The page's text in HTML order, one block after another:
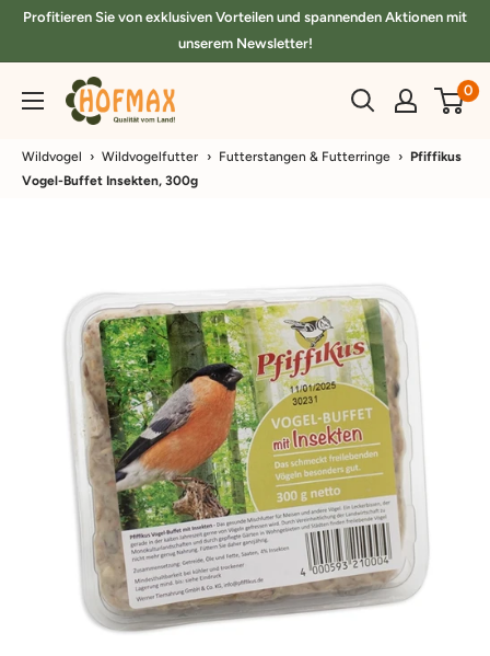
DirektProfitieren Sie von exklusiven Vorteilen und spannenden Aktionen mit
unserem Newsletter!
hofmax.de 0
Wildvogel › Wildvogelfutter › Futterstangen & Futterringe › Pfiffikus
Vogel-Buffet Insekten, 300g